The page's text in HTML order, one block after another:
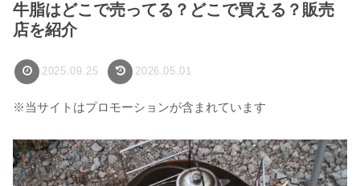
牛脂はどこで売ってる？どこで買える？販売
店を紹介
2025.09.25 2026.05.01
※当サイトはプロモーションが含まれています